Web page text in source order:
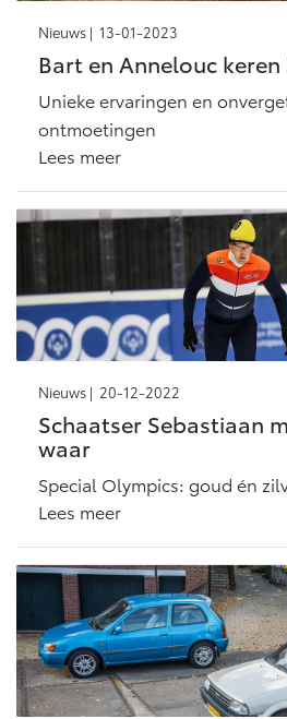
Nieuws | 13-01-2023
Bart en Annelouc
Unieke ervaringen en
ontmoetingen
Lees meer
Nieuws | 20-12-2022
Schaatser Sebastiaan
waar
Special Olympics: goud én
Lees meer